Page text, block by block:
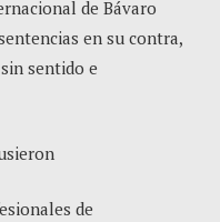
de Bávaro
en su contra,
sentido e
de